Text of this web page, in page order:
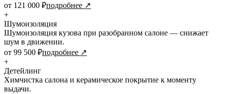
от 121 000 ₽подробнее ↗
+
Шумоизоляция
Шумоизоляция кузова при разобранном салоне — снижает
шум в движении.
от 99 500 ₽подробнее ↗
+
Детейлинг
Химчистка салона и керамическое покрытие к моменту
выдачи.